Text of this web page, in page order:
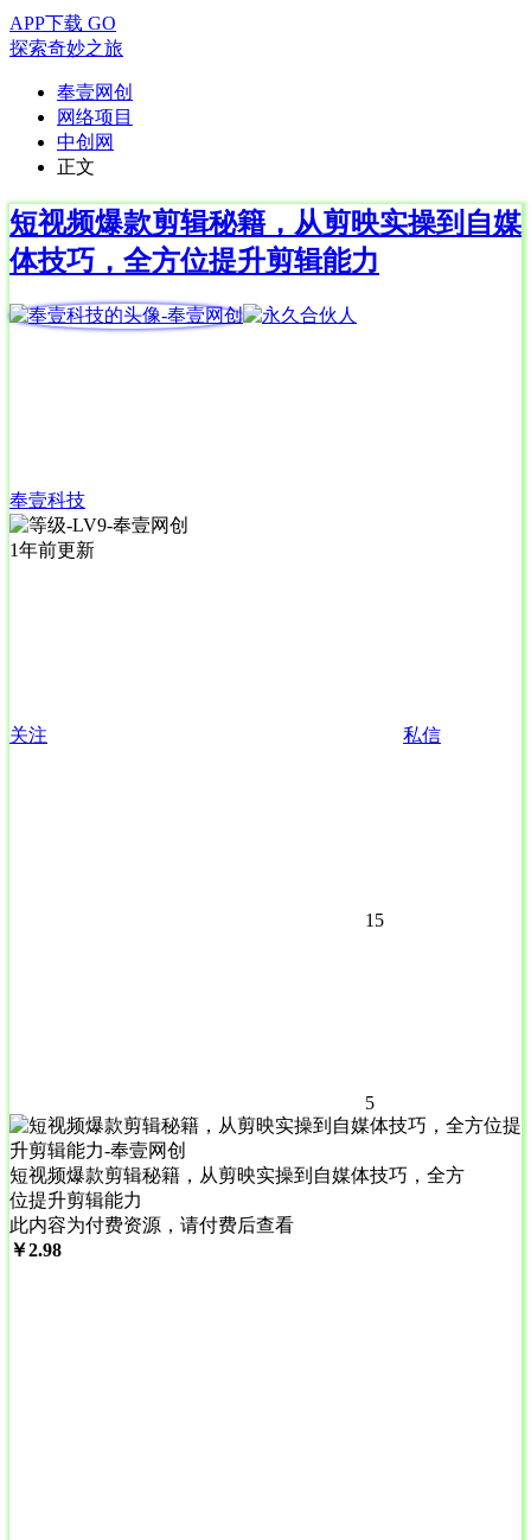
APP下载 GO
探索奇妙之旅
奉壹网创
网络项目
中创网
正文
短视频爆款剪辑秘籍，从剪映实操到自媒
体技巧，全方位提升剪辑能力
奉壹科技
1年前更新
关注 私信
15
5
短视频爆款剪辑秘籍，从剪映实操到自媒体技巧，全方
位提升剪辑能力
此内容为付费资源，请付费后查看
￥2.98